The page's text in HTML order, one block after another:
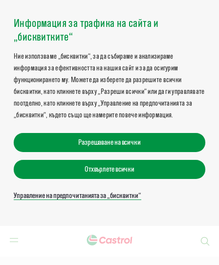
Информация за трафика на сайта и
„бисквитките“
Ние използваме „бисквитки“, за да събираме и анализираме
информация за ефективността на нашия сайт и за да осигурим
функционирането му. Можете да изберете да разрешите всички
бисквитки, като кликнете върху „Разреши всички“ или да ги управлявате
поотделно, като кликнете върху „Управление на предпочитанията за
„бисквитки“, където също ще намерите повече информация.
Разрешаване на всички
Отхвърлете всички
Управление на предпочитанията за „бисквитки“